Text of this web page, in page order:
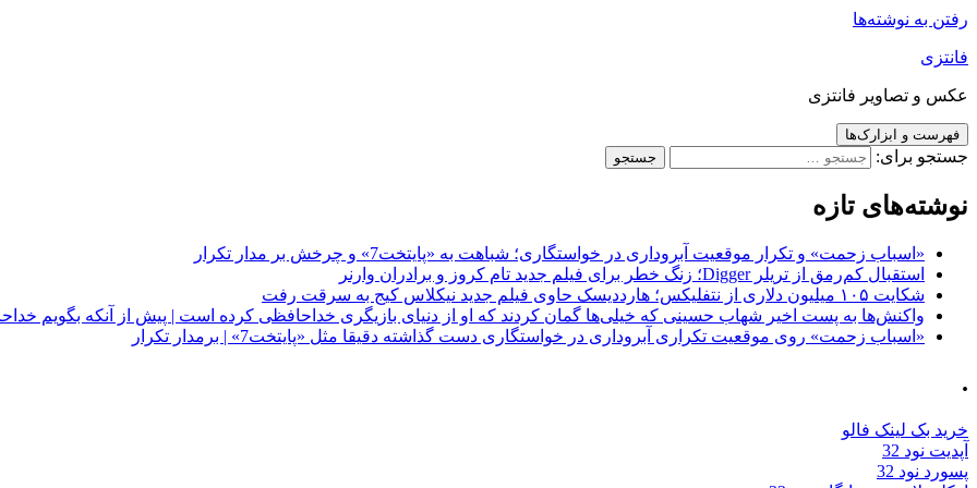
رفتن به نوشته‌ها
فانتزی
عکس و تصاویر فانتزی
فهرست و ابزارک‌ها
جستجو برای:
نوشته‌های تازه
«اسباب زحمت» و تکرار موقعیت آبروداری در خواستگاری؛ شباهت به «پایتخت7» و چرخش بر مدار تکرار
استقبال کم‌رمق از تریلر Digger؛ زنگ خطر برای فیلم جدید تام کروز و برادران وارنر
شکایت ۱۰۵ میلیون دلاری از نتفلیکس؛ هارددیسک حاوی فیلم جدید نیکلاس کیج به سرقت رفت
واکنش‌ها به پست اخیر شهاب حسینی که خیلی‌ها گمان کردند که او از دنیای بازیگری خداحافظی کرده است | پیش از آنکه بگویم
«اسباب زحمت» روی موقعیت تکراری آبروداری در خواستگاری دست گذاشته دقیقا مثل «پایتخت7» | برمدار تکرار
.
خرید بک لینک فالو
آپدیت نود 32
پسورد نود 32